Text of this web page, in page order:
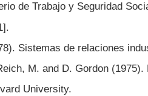
de Trabajo y Seguridad
Sistemas de relaciones
M. and D. Gordon
University.